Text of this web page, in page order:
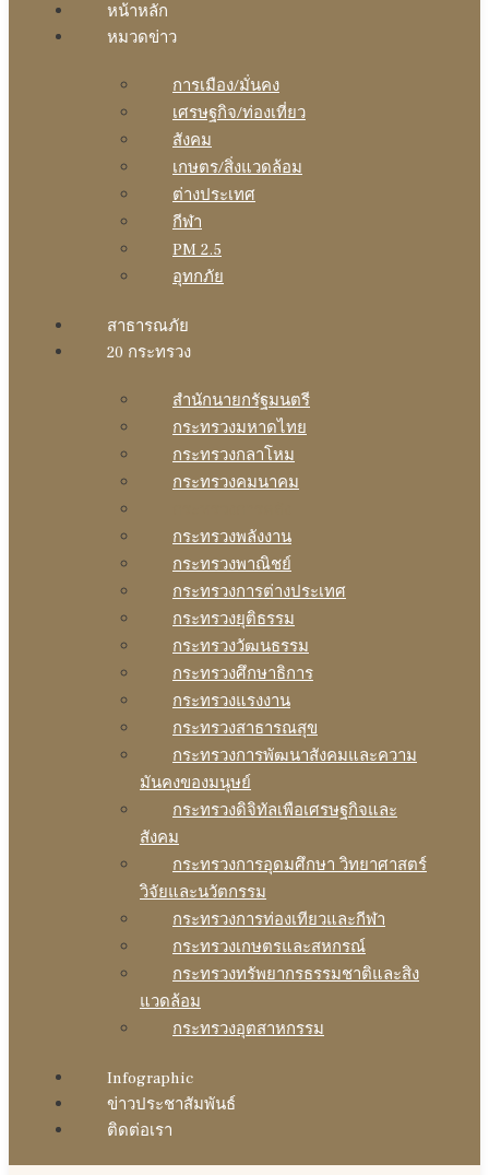
หน้าหลัก
หมวดข่าว
การเมือง/มั่นคง
เศรษฐกิจ/ท่องเที่ยว
สังคม
เกษตร/สิ่งแวดล้อม
ต่างประเทศ
กีฬา
PM 2.5
อุทกภัย
สาธารณภัย
20 กระทรวง
สํานักนายกรัฐมนตรี
กระทรวงมหาดไทย
กระทรวงกลาโหม
กระทรวงคมนาคม
กระทรวงพลังงาน
กระทรวงพาณิชย์
กระทรวงการต่างประเทศ
กระทรวงยุติธรรม
กระทรวงวัฒนธรรม
กระทรวงศึกษาธิการ
กระทรวงแรงงาน
กระทรวงสาธารณสุข
กระทรวงการพัฒนาสังคมและความ
มันคงของมนุษย์
กระทรวงดิจิทัลเพือเศรษฐกิจและ
สังคม
กระทรวงการอุดมศึกษา วิทยาศาสตร์
วิจัยและนวัตกรรม
กระทรวงการท่องเทียวและกีฬา
กระทรวงเกษตรและสหกรณ์
กระทรวงทรัพยากรธรรมชาติและสิง
แวดล้อม
กระทรวงอุตสาหกรรม
Infographic
ข่าวประชาสัมพันธ์
ติดต่อเรา